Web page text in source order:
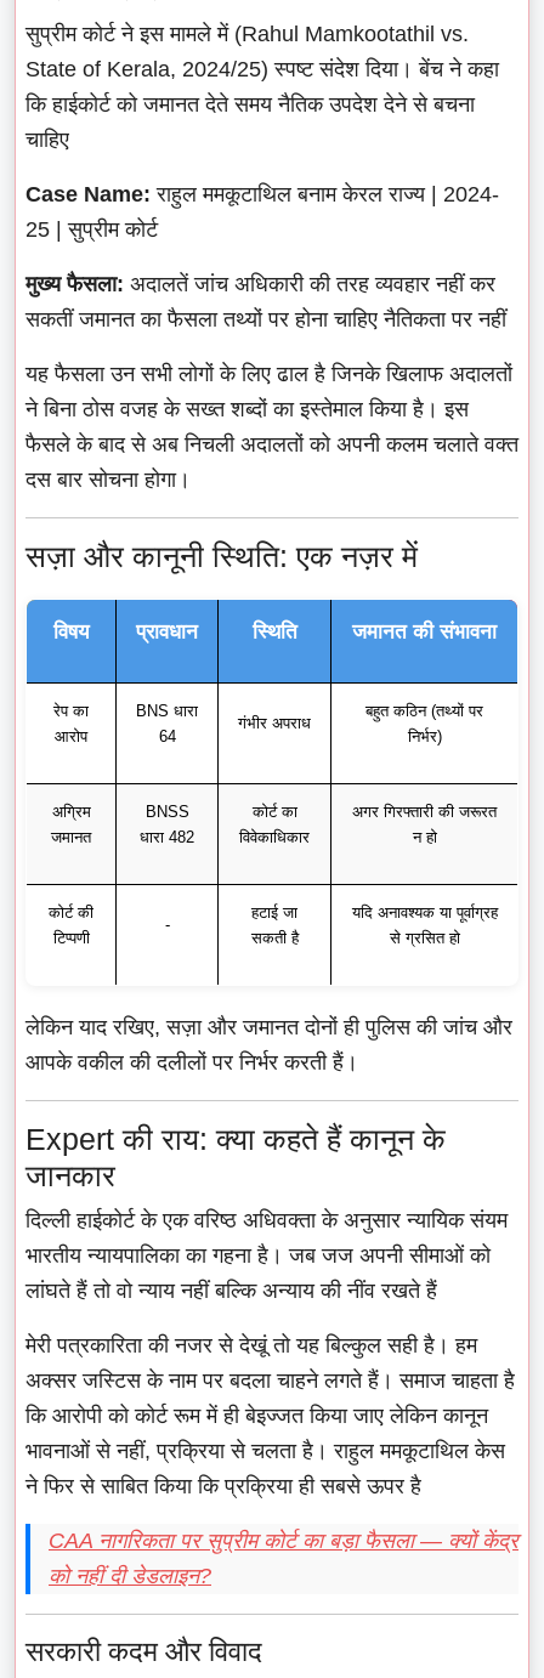
सुप्रीम कोर्ट ने इस मामले में (Rahul Mamkootathil vs.
State of Kerala, 2024/25) स्पष्ट संदेश दिया। बेंच ने कहा
कि हाईकोर्ट को जमानत देते समय नैतिक उपदेश देने से बचना
चाहिए
Case Name: राहुल ममकूटाथिल बनाम केरल राज्य | 2024-
25 | सुप्रीम कोर्ट
मुख्य फैसला: अदालतें जांच अधिकारी की तरह व्यवहार नहीं कर
सकतीं जमानत का फैसला तथ्यों पर होना चाहिए नैतिकता पर नहीं
यह फैसला उन सभी लोगों के लिए ढाल है जिनके खिलाफ अदालतों
ने बिना ठोस वजह के सख्त शब्दों का इस्तेमाल किया है। इस
फैसले के बाद से अब निचली अदालतों को अपनी कलम चलाते वक्त
दस बार सोचना होगा।
सज़ा और कानूनी स्थिति: एक नज़र में
विषय प्रावधान स्थिति जमानत की संभावना
रेप का
आरोप
BNS धारा
64
गंभीर अपराध
बहुत कठिन (तथ्यों पर
निर्भर)
अग्रिम
जमानत
BNSS
धारा 482
कोर्ट का
विवेकाधिकार
अगर गिरफ्तारी की जरूरत
न हो
कोर्ट की
टिप्पणी
-
हटाई जा
सकती है
यदि अनावश्यक या पूर्वाग्रह
से ग्रसित हो
लेकिन याद रखिए, सज़ा और जमानत दोनों ही पुलिस की जांच और
आपके वकील की दलीलों पर निर्भर करती हैं।
Expert की राय: क्या कहते हैं कानून के
जानकार
दिल्ली हाईकोर्ट के एक वरिष्ठ अधिवक्ता के अनुसार न्यायिक संयम
भारतीय न्यायपालिका का गहना है। जब जज अपनी सीमाओं को
लांघते हैं तो वो न्याय नहीं बल्कि अन्याय की नींव रखते हैं
मेरी पत्रकारिता की नजर से देखूं तो यह बिल्कुल सही है। हम
अक्सर जस्टिस के नाम पर बदला चाहने लगते हैं। समाज चाहता है
कि आरोपी को कोर्ट रूम में ही बेइज्जत किया जाए लेकिन कानून
भावनाओं से नहीं, प्रक्रिया से चलता है। राहुल ममकूटाथिल केस
ने फिर से साबित किया कि प्रक्रिया ही सबसे ऊपर है
CAA नागरिकता पर सुप्रीम कोर्ट का बड़ा फैसला — क्यों केंद्र
को नहीं दी डेडलाइन?
सरकारी कदम और विवाद